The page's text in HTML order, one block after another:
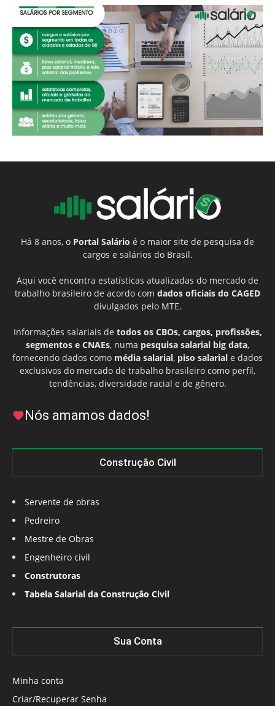
Há 8 anos, o Portal Salário é o maior site de pesquisa de
cargos e salários do Brasil.
Aqui você encontra estatísticas atualizadas do mercado de
trabalho brasileiro de acordo com dados oficiais do CAGED
divulgados pelo MTE.
Informações salariais de todos os CBOs, cargos, profissões,
segmentos e CNAEs, numa pesquisa salarial big data,
fornecendo dados como média salarial, piso salarial e dados
exclusivos do mercado de trabalho brasileiro como perfil,
tendências, diversidade racial e de gênero.
Nós amamos dados!
Construção Civil
Servente de obras
Pedreiro
Mestre de Obras
Engenheiro civil
Construtoras
Tabela Salarial da Construção Civil
Sua Conta
Minha conta
Criar/Recuperar Senha